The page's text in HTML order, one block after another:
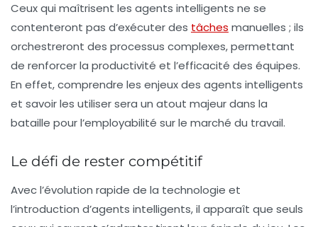
Ceux qui maîtrisent les agents intelligents ne se
contenteront pas d’exécuter des tâches manuelles ; ils
orchestreront des processus complexes, permettant
de renforcer la productivité et l’efficacité des équipes.
En effet, comprendre les enjeux des agents intelligents
et savoir les utiliser sera un atout majeur dans la
bataille pour l’employabilité sur le marché du travail.
Le défi de rester compétitif
Avec l’évolution rapide de la technologie et
l’introduction d’agents intelligents, il apparaît que seuls